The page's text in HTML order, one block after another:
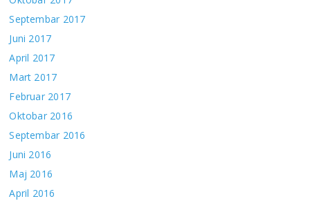
Septembar 2017
Juni 2017
April 2017
Mart 2017
Februar 2017
Oktobar 2016
Septembar 2016
Juni 2016
Maj 2016
April 2016